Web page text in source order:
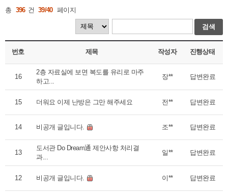
총 396 건 39/40 페이지
검색
번호 제목 작성자 진행상태
16
2층 자료실에 보면 복도를 유리로 마주
하고...
장** 답변완료
15 더워요 이제 난방은 그만 해주세요 전** 답변완료
14 비공개 글입니다. 조** 답변완료
13
도서관 Do Dream通 제안사항 처리결
과...
일** 답변완료
12 비공개 글입니다. 이** 답변완료